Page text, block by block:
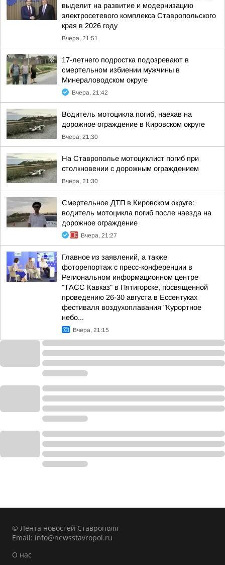
выделит на развитие и модернизацию
электросетевого комплекса Ставропольского
края в 2026 году
Вчера, 21:51
17-летнего подростка подозревают в
смертельном избиении мужчины в
Минераловодском округе
Вчера, 21:42
Водитель мотоцикла погиб, наехав на
дорожное ограждение в Кировском округе
Вчера, 21:30
На Ставрополье мотоциклист погиб при
столкновении с дорожным ограждением
Вчера, 21:30
Смертельное ДТП в Кировском округе:
водитель мотоцикла погиб после наезда на
дорожное ограждение
Вчера, 21:27
Главное из заявлений, а также
фоторепортаж с пресс-конференции в
Региональном информационном центре
"ТАСС Кавказ" в Пятигорске, посвященной
проведению 26-30 августа в Ессентуках
фестиваля воздухоплавания "Курортное
небо...
Вчера, 21:15
© Лента новостей Ставрополя
Email: info@newsstavropol.ru
О нас